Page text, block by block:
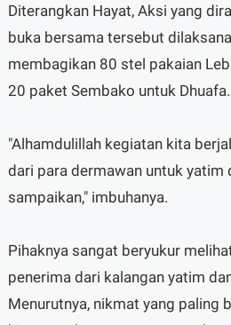
Diterangkan Hayat, Aksi yang
buka bersama tersebut
membagikan 80 stel pakaian
20 paket Sembako untuk Dhuafa.
"Alhamdulillah kegiatan kita
dari para dermawan untuk yatim
sampaikan," imbuhanya.
Pihaknya sangat beryukur
penerima dari kalangan yatim
Menurutnya, nikmat yang paling